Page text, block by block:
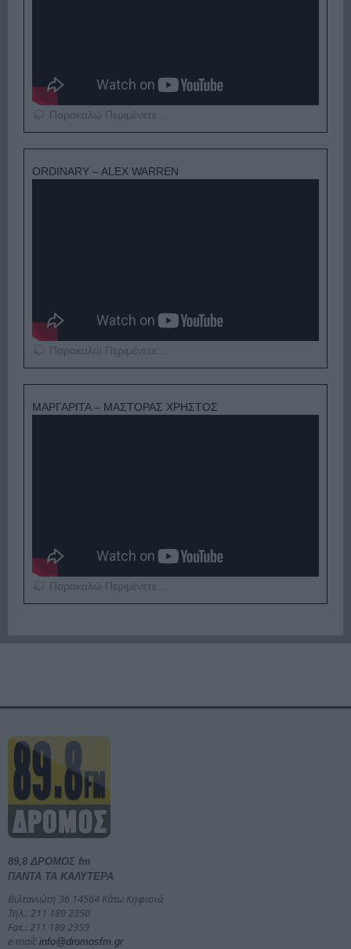
Παρακαλώ Περιμένετε...
ORDINARY – ALEX WARREN
Παρακαλώ Περιμένετε...
ΜΑΡΓΑΡΙΤΑ – ΜΑΣΤΟΡΑΣ ΧΡΗΣΤΟΣ
Παρακαλώ Περιμένετε...
89,8 ΔΡΟΜΟΣ fm
ΠΑΝΤΑ ΤΑ ΚΑΛΥΤΕΡΑ
Βιλτανιώτη 36 14564 Κάτω Κηφισιά
Τηλ.: 211 189 2350
Fax.: 211 189 2359
e-mail: info@dromosfm.gr